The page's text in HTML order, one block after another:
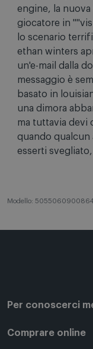
engine, la nuova
giocatore in
lo scenario
ethan winters
un'e-mail dalla
messaggio è
basato in
una dimora
ma tuttavia devi
quando qualcun
esserti
Modello: 5055060900864
Per conoscerci
Il Gruppo Comet
Comprare online